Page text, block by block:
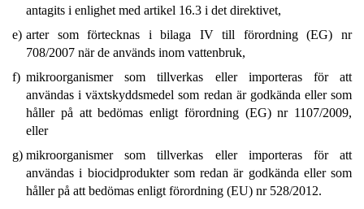
antagits i enlighet med artikel 16.3 i det direktivet,
e) arter som förtecknas i bilaga IV till förordning (EG) nr
708/2007 när de används inom vattenbruk,
f) mikroorganismer som tillverkas eller importeras för att
användas i växtskyddsmedel som redan är godkända eller som
håller på att bedömas enligt förordning (EG) nr 1107/2009,
eller
g) mikroorganismer som tillverkas eller importeras för att
användas i biocidprodukter som redan är godkända eller som
håller på att bedömas enligt förordning (EU) nr 528/2012.